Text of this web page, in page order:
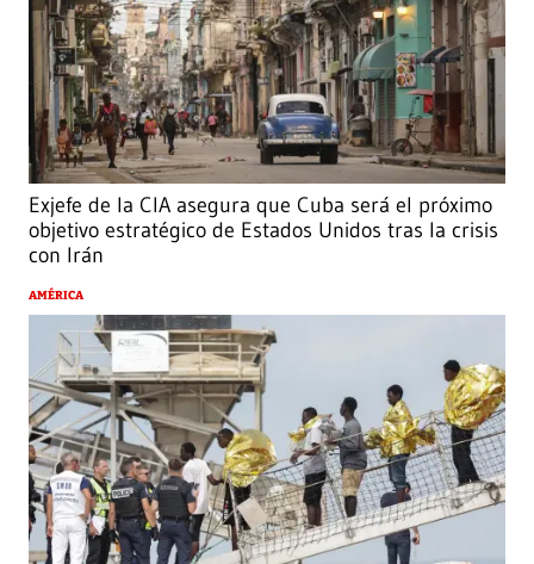
Exjefe de la CIA asegura que Cuba será el próximo
objetivo estratégico de Estados Unidos tras la crisis
con Irán
AMÉRICA